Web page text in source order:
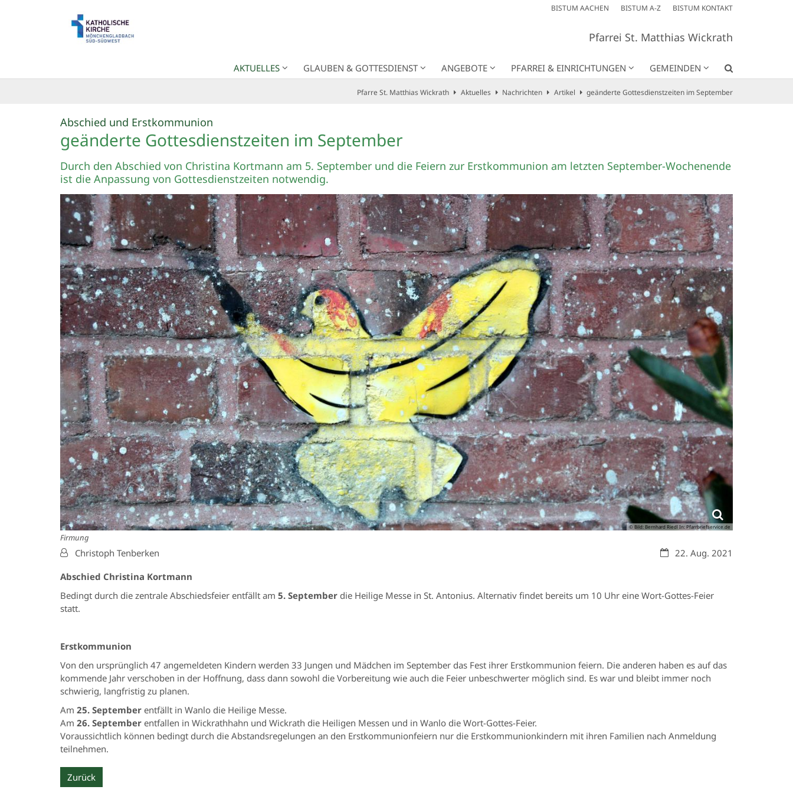
BISTUM AACHEN BISTUM A-Z BISTUM KONTAKT
Pfarrei St. Matthias Wickrath
AKTUELLES GLAUBEN & GOTTESDIENST ANGEBOTE PFARREI & EINRICHTUNGEN GEMEINDEN
Pfarre St. Matthias Wickrath Aktuelles Nachrichten Artikel geänderte Gottesdienstzeiten im September
Abschied und Erstkommunion
geänderte Gottesdienstzeiten im September
Durch den Abschied von Christina Kortmann am 5. September und die Feiern zur Erstkommunion am letzten September-Wochenende
ist die Anpassung von Gottesdienstzeiten notwendig.
© Bild: Bernhard Riedl In: Pfarrbriefservice.de
Firmung
Datum:22. Aug. 2021
Von:Christoph Tenberken
Abschied Christina Kortmann
Bedingt durch die zentrale Abschiedsfeier entfällt am 5. September die Heilige Messe in St. Antonius. Alternativ findet bereits um 10 Uhr eine Wort-Gottes-Feier
statt.
Erstkommunion
Von den ursprünglich 47 angemeldeten Kindern werden 33 Jungen und Mädchen im September das Fest ihrer Erstkommunion feiern. Die anderen haben es auf das
kommende Jahr verschoben in der Hoffnung, dass dann sowohl die Vorbereitung wie auch die Feier unbeschwerter möglich sind. Es war und bleibt immer noch
schwierig, langfristig zu planen.
Am 25. September entfällt in Wanlo die Heilige Messe.
Am 26. September entfallen in Wickrathhahn und Wickrath die Heiligen Messen und in Wanlo die Wort-Gottes-Feier.
Voraussichtlich können bedingt durch die Abstandsregelungen an den Erstkommunionfeiern nur die Erstkommunionkindern mit ihren Familien nach Anmeldung
teilnehmen.
Zurück